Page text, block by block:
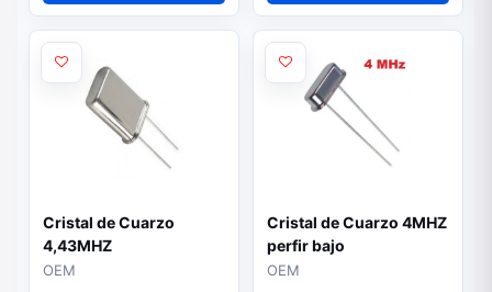
Cristal de Cuarzo
4,43MHZ
OEM
Cristal de Cuarzo 4MHZ
perfir bajo
OEM